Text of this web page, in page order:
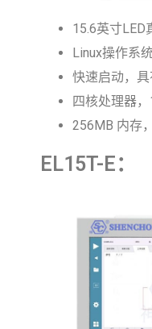
15.6英寸LED
Linux操作系
快速启动，
四核处理器
256MB 内存
EL15T-E：